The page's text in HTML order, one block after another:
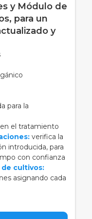
y Módulo de
para un
y
para la
el tratamiento
verifica la
introducida, para
con confianza
cultivos:
asignando cada